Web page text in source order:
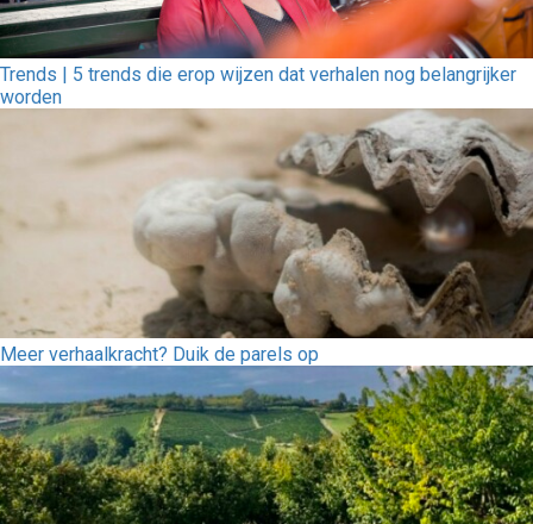
Trends | 5 trends die erop wijzen dat verhalen nog belangrijker
worden
Meer verhaalkracht? Duik de parels op